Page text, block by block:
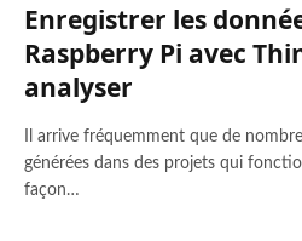
Enregistrer les
Raspberry Pi avec
analyser
Il arrive fréquemment que de
générées dans des projets qui
façon…